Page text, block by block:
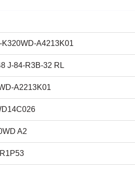
A4213K01
J-84-R3B-32 RL
A2213K01
A2